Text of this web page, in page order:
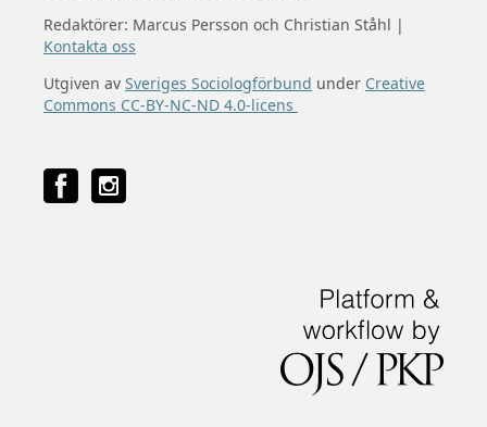
Redaktörer: Marcus Persson och Christian Ståhl |
Kontakta oss
Utgiven av Sveriges Sociologförbund under Creative
Commons CC-BY-NC-ND 4.0-licens